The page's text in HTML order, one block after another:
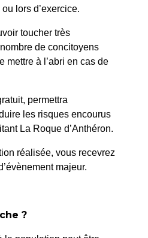
– Terrasse
lors d’exercice.
toucher très
de concitoyens
mettre à l’abri en cas de
permettra
les risques encourus
La Roque d’Anthéron.
réalisée, vous recevrez
majeur.
?